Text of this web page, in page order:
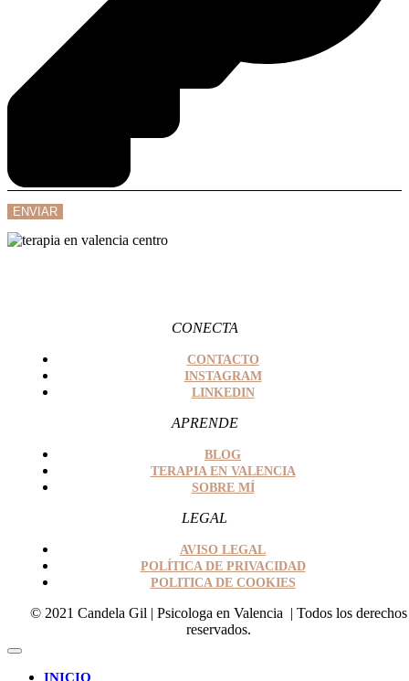
CONECTA
CONTACTO
INSTAGRAM
LINKEDIN
APRENDE
BLOG
TERAPIA EN VALENCIA
SOBRE MÍ
LEGAL
AVISO LEGAL
POLÍTICA DE PRIVACIDAD
POLITICA DE COOKIES
​© 2021 Candela Gil | Psicologa en Valencia | Todos los derechos
reservados.
INICIO